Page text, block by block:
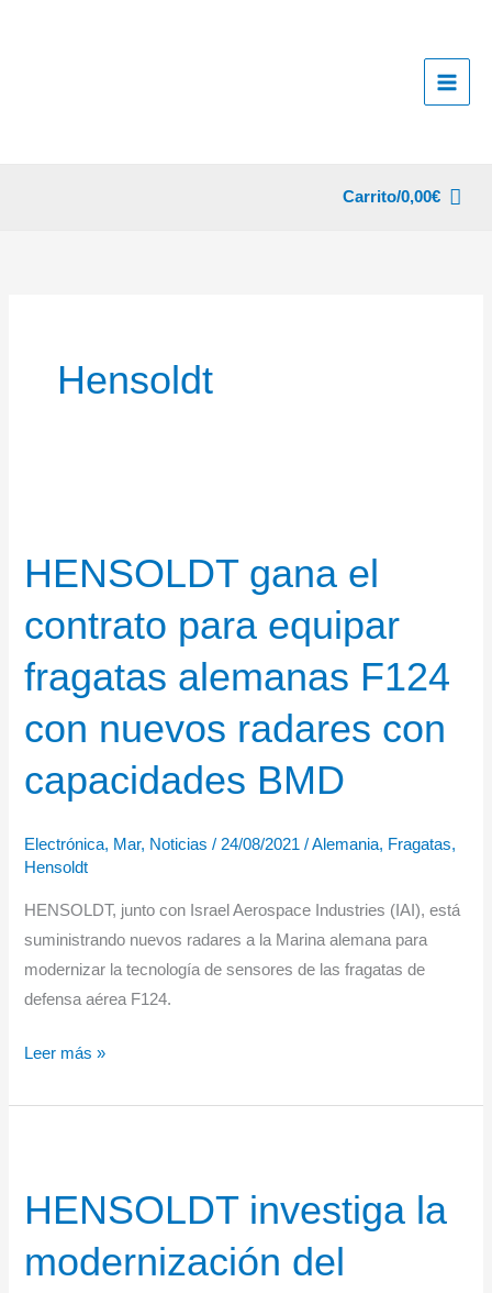
Carrito/0,00€
Hensoldt
HENSOLDT gana el
contrato para equipar
fragatas alemanas F124
con nuevos radares con
capacidades BMD
Electrónica, Mar, Noticias / 24/08/2021/Alemania, Fragatas,
Hensoldt
HENSOLDT, junto con Israel Aerospace Industries (IAI), está
suministrando nuevos radares a la Marina alemana para
modernizar la tecnología de sensores de las fragatas de
defensa aérea F124.
HENSOLDT
el
equipar
alemanas
Leer más »
HENSOLDT investiga la
modernización del